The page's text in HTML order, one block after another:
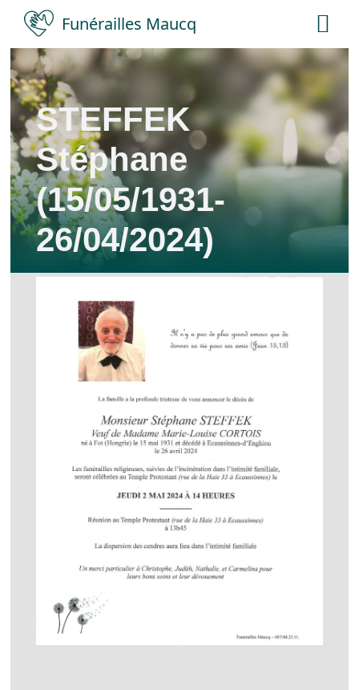
Skip
to
content
Funérailles Maucq
Accueil
Salles
Services
Nécrologies
STEFFEK
Stéphane
(15/05/1931-
26/04/2024)